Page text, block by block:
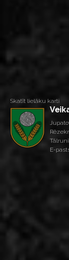
Skatīt lielāku karti
E-